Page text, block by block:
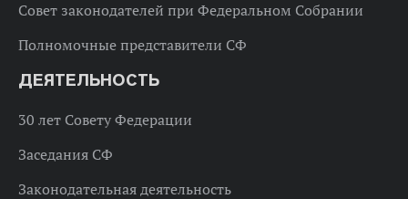
Совет законодателей при Федеральном Собрании
Полномочные представители СФ
ДЕЯТЕЛЬНОСТЬ
30 лет Совету Федерации
Заседания СФ
Законодательная деятельность